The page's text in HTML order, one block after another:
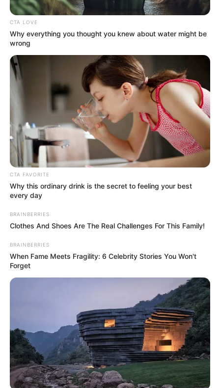
PostedFriss hírek
Sokan nem tudják, hogy ki volt
Magyar Péter nagypapája..Aki
már megélt ezt -azt annak a dr.
Erőss Pál név mond valamit? Ő
Magyar Péter nagypapája. De ki
is pontosan Ő? 👇𝐂𝐢𝐤𝐤 𝐚
𝐡𝐨𝐳𝐳𝐚́𝐬𝐳𝐨́𝐥𝐚́𝐬𝐨𝐤𝐧𝐚́𝐥!
CTA LOVE
Why everything you thought you knew about water might be
wrong
CTA FAVORITE
Why this ordinary drink is the secret to feeling your best
every day
BRAINBERRIES
Clothes And Shoes Are The Real Challenges For This Family!
BRAINBERRIES
When Fame Meets Fragility: 6 Celebrity Stories You Won't
Forget